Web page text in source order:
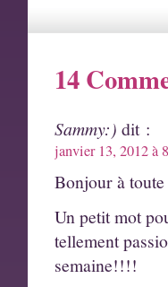
14
Sammy:) dit :
janvier 13, 2012 à
Bonjour à toute
Un petit mot
tellement
semaine!!!!